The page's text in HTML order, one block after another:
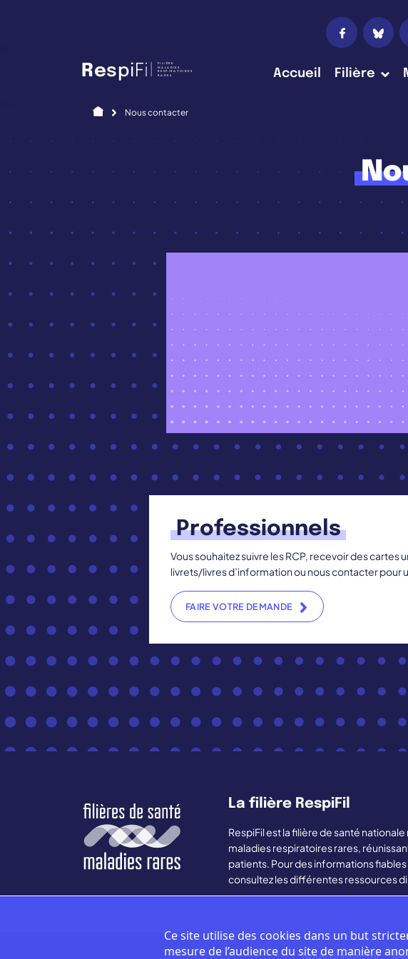
RespiFi FILIÈRE
MALADIES
RESPIRATOIRES
RARES Accueil Filière
AccueilNous contacter
Professionnels
Vous souhaitez suivre les RCP, recevoir des cartes
livrets/livres d’information ou nous contacter pour
FAIRE VOTRE DEMANDE
La filière RespiFil
RespiFil est la filière de santé
maladies respiratoires rares,
patients. Pour des informations
consultez les différentes ressources
Nous contacter
Ce site utilise des cookies dans un but
mesure de l’audience du site de manière